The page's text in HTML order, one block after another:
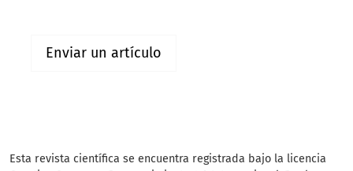
Enviar un artículo
Esta revista científica se encuentra registrada bajo la licencia